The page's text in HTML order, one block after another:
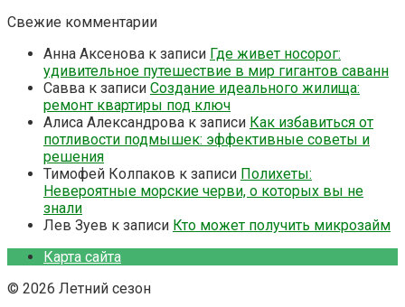
Свежие комментарии
Анна Аксенова к записи Где живет носорог:
удивительное путешествие в мир гигантов саванн
Савва к записи Создание идеального жилища:
ремонт квартиры под ключ
Алиса Александрова к записи Как избавиться от
потливости подмышек: эффективные советы и
решения
Тимофей Колпаков к записи Полихеты:
Невероятные морские черви, о которых вы не
знали
Лев Зуев к записи Кто может получить микрозайм
Карта сайта
© 2026 Летний сезон